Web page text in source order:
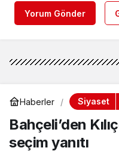
Yorum Gönder
Haberler Siyaset
Bahçeli’den
seçim yanıtı